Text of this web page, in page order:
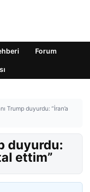
Forum
Trump duyurdu: “İran’a
duyurdu:
ettim”